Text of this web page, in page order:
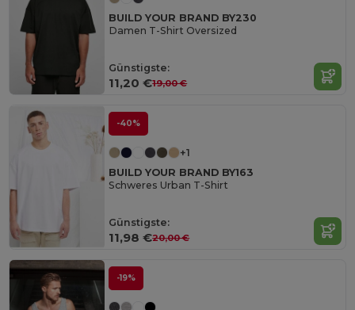
BUILD YOUR BRAND BY230
Damen T-Shirt Oversized
Günstigste:
11,20 €19,00 €
-40%
+1
BUILD YOUR BRAND BY163
Schweres Urban T-Shirt
Günstigste:
11,98 €20,00 €
-19%